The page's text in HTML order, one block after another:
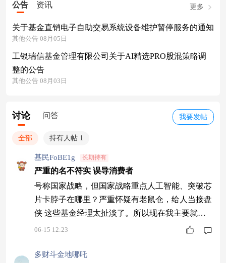
公告 资讯 更多
关于基金直销电子自助交易系统设备维护暂停服务的通知
其他公告 08月05日
工银瑞信基金管理有限公司关于AI精选PRO股混策略调
整的公告
其他公告 08月03日
我要发帖
讨论 问答
全部 持有人帖 1
基民FoBE1g 长期持有
严重的名不符实 误导消费者
号称国家战略，但国家战略重点人工智能、突破芯
片卡脖子在哪里？严重怀疑有老鼠仓，给人当接盘
侠 这些基金经理太扯淡了。所以现在我主要就是
买ETF，收益远胜这些主动型基金
06-15 12:23
多财斗金地哪吒